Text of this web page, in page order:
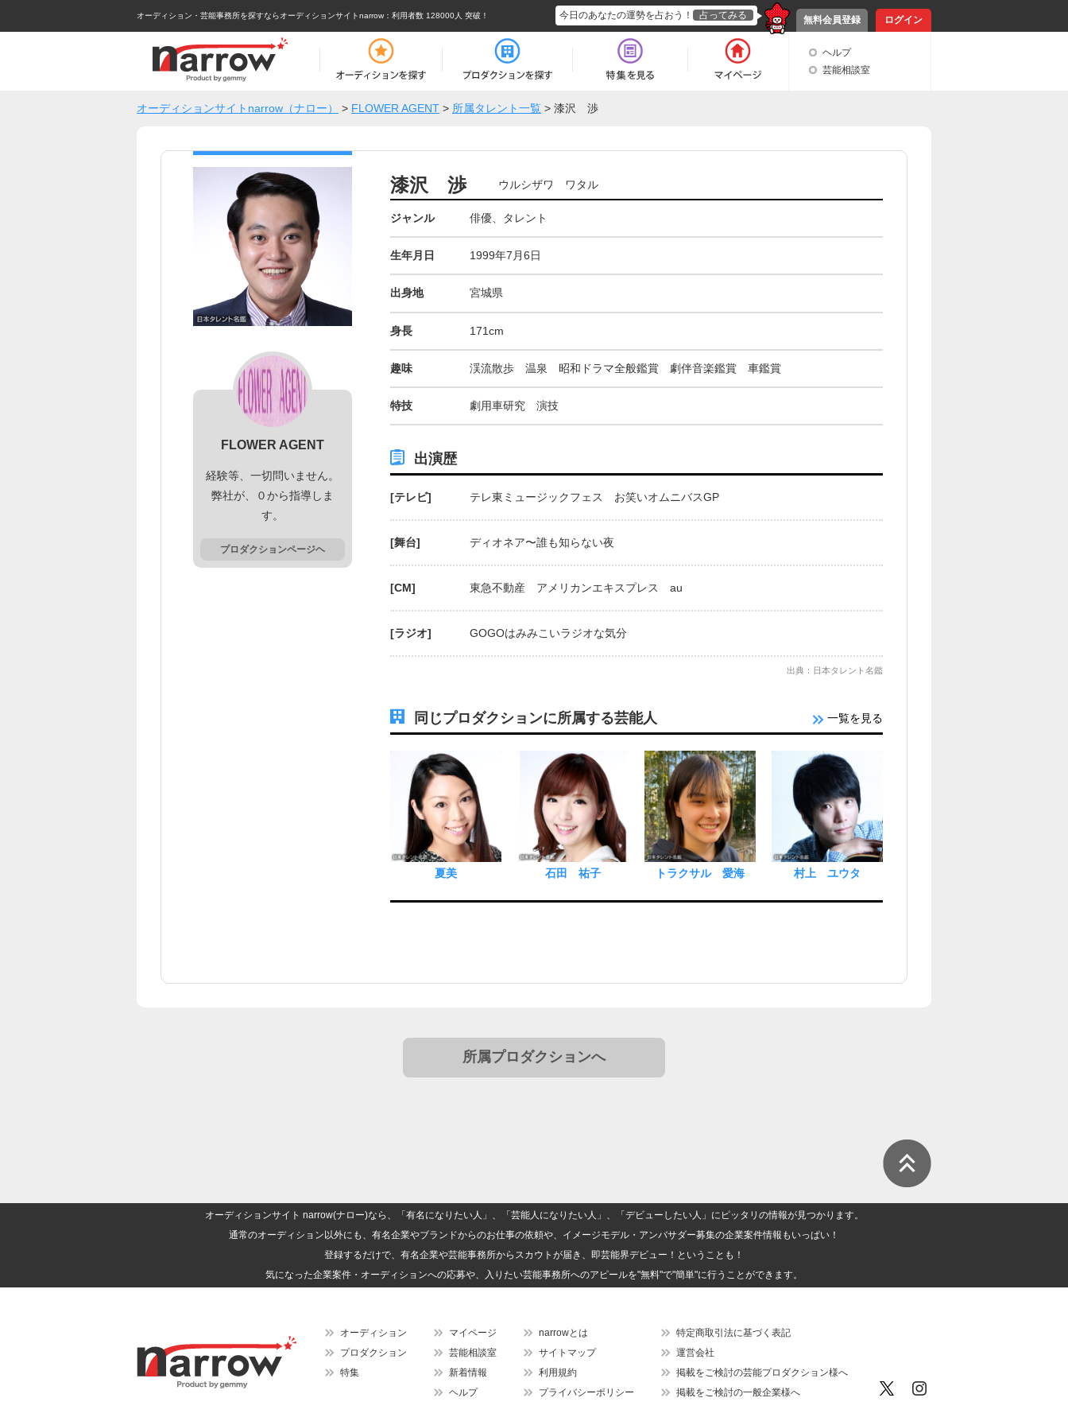
オーディション・芸能事務所を探すならオーディションサイトnarrow ：利用者数 128000人 突破！ 無料会員登録 ログイン
今日のあなたの運勢を占おう！ 占ってみる
ヘルプ
芸能相談室
オーディションサイトnarrow（ナロー） > FLOWER AGENT > 所属タレント一覧 > 漆沢 渉
FLOWER AGENT
経験等、一切問いません。
弊社が、０から指導しま
す。
プロダクションページヘ
漆沢 渉 ウルシザワ ワタル
ジャンル 俳優、タレント
生年月日 1999年7月6日
出身地 宮城県
身長 171cm
趣味 渓流散歩 温泉 昭和ドラマ全般鑑賞 劇伴音楽鑑賞 車鑑賞
特技 劇用車研究 演技
出演歴
[テレビ] テレ東ミュージックフェス お笑いオムニバスGP
[舞台] ディオネア〜誰も知らない夜
[CM] 東急不動産 アメリカンエキスプレス au
[ラジオ] GOGOはみみこいラジオな気分
出典：日本タレント名鑑
同じプロダクションに所属する芸能人 一覧を見る
夏美 石田 祐子 トラクサル 愛海 村上 ユウタ
所属プロダクションへ
オーディションサイト narrow(ナロー)なら、「有名になりたい人」、「芸能人になりたい人」、「デビューしたい人」にピッタリの情報が見つかります。
通常のオーディション以外にも、有名企業やブランドからのお仕事の依頼や、イメージモデル・アンバサダー募集の企業案件情報もいっぱい！
登録するだけで、有名企業や芸能事務所からスカウトが届き、即芸能界デビュー！ということも！
気になった企業案件・オーディションへの応募や、入りたい芸能事務所へのアピールを"無料"で"簡単"に行うことができます。
オーディション
プロダクション
特集
マイページ
芸能相談室
新着情報
ヘルプ
narrowとは
サイトマップ
利用規約
プライバシーポリシー
特定商取引法に基づく表記
運営会社
掲載をご検討の芸能プロダクション様へ
掲載をご検討の一般企業様へ